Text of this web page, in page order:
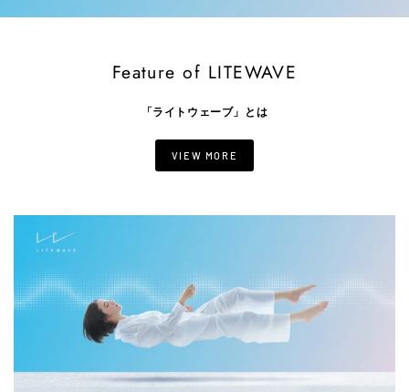
Feature of LITEWAVE
「ライトウェーブ」とは
VIEW MORE